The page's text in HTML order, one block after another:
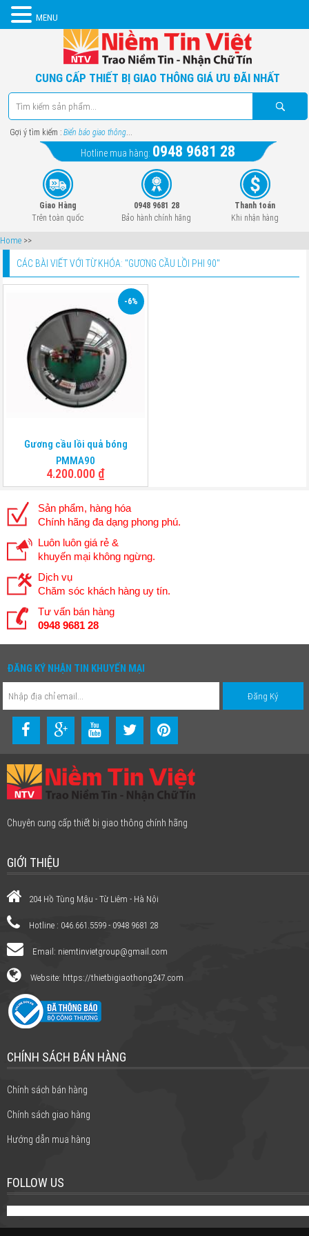
CUNG CẤP THIẾT BỊ GIAO THÔNG GIÁ ƯU ĐÃI NHẤT
Gợi ý tìm kiếm : Biển báo giao thông...
Hotline mua hàng: 0948 9681 28
Giao Hàng
Trên toàn quốc
0948 9681 28
Bảo hành chính hãng
Thanh toán
Khi nhận hàng
Home >>
CÁC BÀI VIẾT VỚI TỪ KHÓA: "GƯƠNG CẦU LỒI PHI 90"
-6%
Gương cầu lồi quả bóng
PMMA90
4.200.000 ₫
Sản phẩm, hàng hóa
Chính hãng đa dạng phong phú.
Luôn luôn giá rẻ &
khuyến mại không ngừng.
Dịch vụ
Chăm sóc khách hàng uy tín.
Tư vấn bán hàng
0948 9681 28
ĐĂNG KÝ NHẬN TIN KHUYẾN MẠI
Chuyên cung cấp thiết bị giao thông chính hãng
GIỚI THIỆU
204 Hồ Tùng Mậu - Từ Liêm - Hà Nội
Hotline : 046.661.5599 - 0948 9681 28
Email: niemtinvietgroup@gmail.com
Website: https://thietbigiaothong247.com
CHÍNH SÁCH BÁN HÀNG
Chính sách bán hàng
Chính sách giao hàng
Hướng dẫn mua hàng
FOLLOW US
MENU